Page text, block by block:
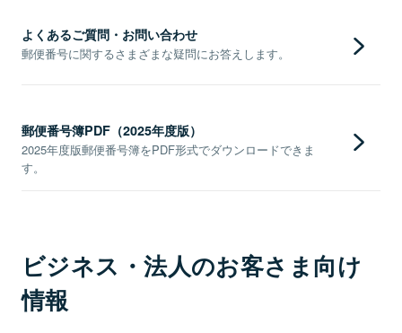
よくあるご質問・お問い合わせ
郵便番号に関するさまざまな疑問にお答えします。
郵便番号簿PDF（2025年度版）
2025年度版郵便番号簿をPDF形式でダウンロードできま
す。
ビジネス・法人のお客さま向け
情報